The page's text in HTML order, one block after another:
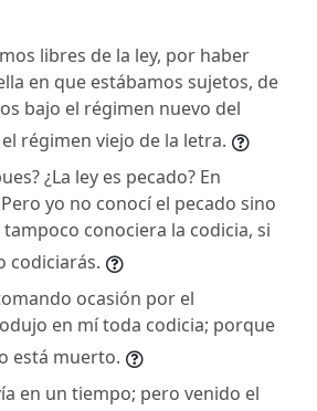
libres de la ley, por haber
en que estábamos sujetos, de
bajo el régimen nuevo del
régimen viejo de la letra.
¿La ley es pecado? En
yo no conocí el pecado sino
conociera la codicia, si
codiciarás.
ocasión por el
en mí toda codicia; porque
está muerto.
en un tiempo; pero venido el